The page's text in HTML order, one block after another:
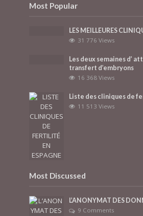
Most Popular
LES MEILLEURES
31 776 Views
Les deux semaines d’
transfert d’embryons
16 368 Views
Liste des cliniques de
11 513 Views
Most Discussed
L’ANONYMAT DES
9 Comments